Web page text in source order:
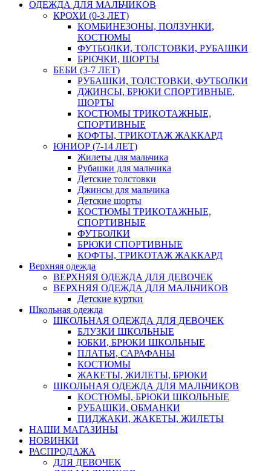
ОДЕЖДА ДЛЯ МАЛЬЧИКОВ
КРОХИ (0-3 ЛЕТ)
КОМБИНЕЗОНЫ, ПОЛЗУНКИ,
КОСТЮМЫ
ФУТБОЛКИ, ТОЛСТОВКИ, РУБАШКИ
БРЮЧКИ, ШОРТЫ
БЕБИ (3-7 ЛЕТ)
РУБАШКИ, ТОЛСТОВКИ, ФУТБОЛКИ
ДЖИНСЫ, БРЮКИ СПОРТИВНЫЕ,
ШОРТЫ
КОСТЮМЫ ТРИКОТАЖНЫЕ,
СПОРТИВНЫЕ
КОФТЫ, ТРИКОТАЖ ЖАККАРД
ЮНИОР (7-14 ЛЕТ)
Жилеты для мальчика
Рубашки для мальчика
Детские толстовки
Джинсы для мальчика
Детские шорты
КОСТЮМЫ ТРИКОТАЖНЫЕ,
СПОРТИВНЫЕ
ФУТБОЛКИ
БРЮКИ СПОРТИВНЫЕ
КОФТЫ, ТРИКОТАЖ ЖАККАРД
Верхняя одежда
ВЕРХНЯЯ ОДЕЖДА ДЛЯ ДЕВОЧЕК
ВЕРХНЯЯ ОДЕЖДА ДЛЯ МАЛЬЧИКОВ
Детские куртки
Школьная одежда
ШКОЛЬНАЯ ОДЕЖДА ДЛЯ ДЕВОЧЕК
БЛУЗКИ ШКОЛЬНЫЕ
ЮБКИ, БРЮКИ ШКОЛЬНЫЕ
ПЛАТЬЯ, САРАФАНЫ
КОСТЮМЫ
ЖАКЕТЫ, ЖИЛЕТЫ, БРЮКИ
ШКОЛЬНАЯ ОДЕЖДА ДЛЯ МАЛЬЧИКОВ
КОСТЮМЫ, БРЮКИ ШКОЛЬНЫЕ
РУБАШКИ, ОБМАНКИ
ПИДЖАКИ, ЖАКЕТЫ, ЖИЛЕТЫ
НАШИ МАГАЗИНЫ
НОВИНКИ
РАСПРОДАЖА
ДЛЯ ДЕВОЧЕК